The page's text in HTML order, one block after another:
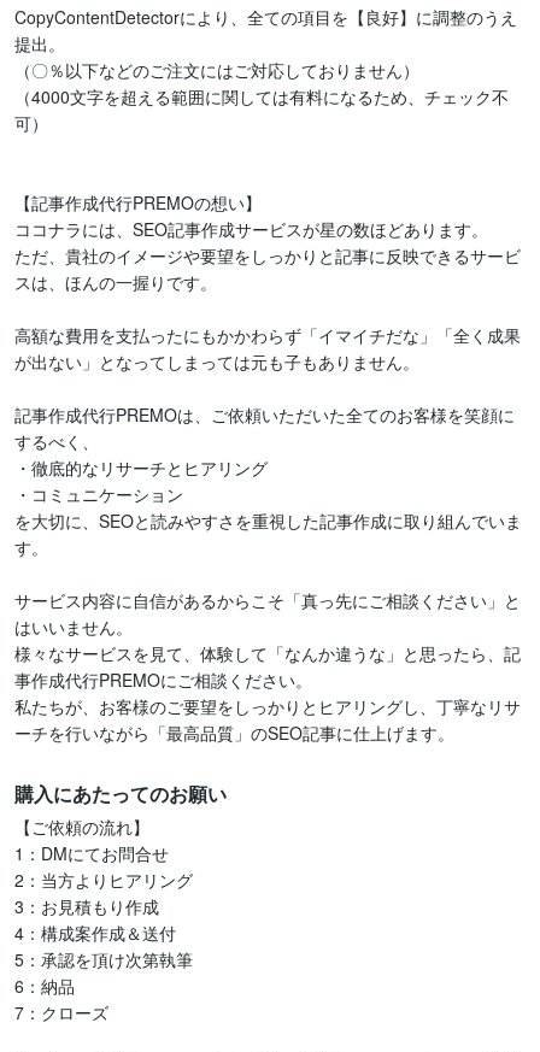
CopyContentDetectorにより、全ての項目を【良好】に調整のうえ
提出。
（〇％以下などのご注文にはご対応しておりません）
（4000文字を超える範囲に関しては有料になるため、チェック不
可）
【記事作成代行PREMOの想い】
ココナラには、SEO記事作成サービスが星の数ほどあります。
ただ、貴社のイメージや要望をしっかりと記事に反映できるサービ
スは、ほんの一握りです。
高額な費用を支払ったにもかかわらず「イマイチだな」「全く成果
が出ない」となってしまっては元も子もありません。
記事作成代行PREMOは、ご依頼いただいた全てのお客様を笑顔に
するべく、
・徹底的なリサーチとヒアリング
・コミュニケーション
を大切に、SEOと読みやすさを重視した記事作成に取り組んでいま
す。
サービス内容に自信があるからこそ「真っ先にご相談ください」と
はいいません。
様々なサービスを見て、体験して「なんか違うな」と思ったら、記
事作成代行PREMOにご相談ください。
私たちが、お客様のご要望をしっかりとヒアリングし、丁寧なリサ
購入にあたってのお願い
【ご依頼の流れ】
1：DMにてお問合せ
2：当方よりヒアリング
3：お見積もり作成
4：構成案作成＆送付
5：承認を頂け次第執筆
6：納品
7：クローズ